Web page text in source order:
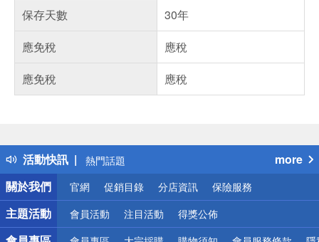
保存天數
30年
應免稅
應稅
應免稅
應稅
活動快訊
得獎公告
熱門話題
銀行優惠
偏遠地區配送
詐騙網頁！請小心！
more
關於我們
官網 促銷目錄 分店資訊 保險服務
主題活動 會員活動 注目活動 得獎公佈